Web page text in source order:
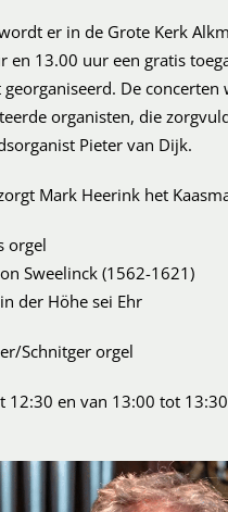
er in de Grote Kerk
en 13.00 uur een gratis
georganiseerd. De
organisten, die
Pieter van Dijk.
Mark Heerink het
orgel
Sweelinck (1562-1621)
der Höhe sei Ehr
Schnitger orgel
12:30 en van 13:00 tot